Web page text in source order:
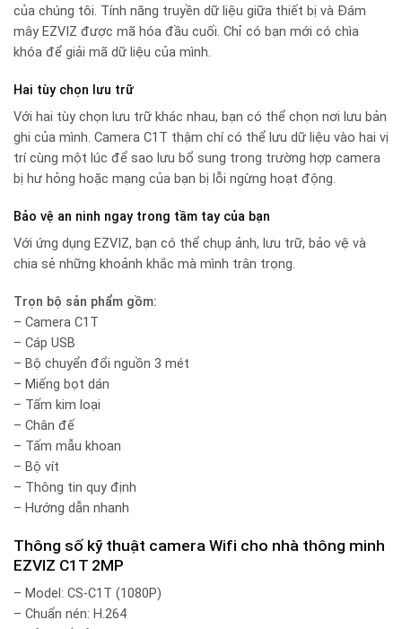
của chúng tôi. Tính năng truyền dữ liệu giữa thiết bị và Đám
mây EZVIZ được mã hóa đầu cuối. Chỉ có bạn mới có chìa
khóa để giải mã dữ liệu của mình.
Hai tùy chọn lưu trữ
Với hai tùy chọn lưu trữ khác nhau, bạn có thể chọn nơi lưu bản
ghi của mình. Camera C1T thậm chí có thể lưu dữ liệu vào hai vị
trí cùng một lúc để sao lưu bổ sung trong trường hợp camera
bị hư hỏng hoặc mạng của bạn bị lỗi ngừng hoạt động.
Bảo vệ an ninh ngay trong tầm tay của bạn
Với ứng dụng EZVIZ, bạn có thể chụp ảnh, lưu trữ, bảo vệ và
chia sẻ những khoảnh khắc mà mình trân trọng.
Trọn bộ sản phẩm gồm:
– Camera C1T
– Cáp USB
– Bộ chuyển đổi nguồn 3 mét
– Miếng bọt dán
– Tấm kim loại
– Chân đế
– Tấm mẫu khoan
– Bộ vít
– Thông tin quy định
– Hướng dẫn nhanh
Thông số kỹ thuật camera Wifi cho nhà thông minh
EZVIZ C1T 2MP
– Model: CS-C1T (1080P)
– Chuẩn nén: H.264